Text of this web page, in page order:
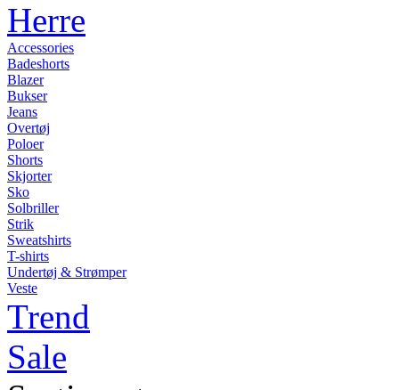
Herre
Accessories
Badeshorts
Blazer
Bukser
Jeans
Overtøj
Poloer
Shorts
Skjorter
Sko
Solbriller
Strik
Sweatshirts
T-shirts
Undertøj & Strømper
Veste
Trend
Sale